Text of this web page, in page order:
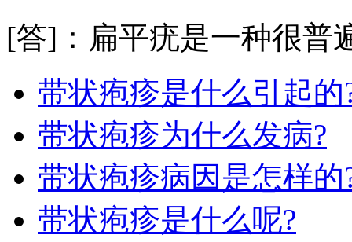
[答]：扁平疣是一种很普
带状疱疹是什么引起的
带状疱疹为什么发病?
带状疱疹病因是怎样的
带状疱疹是什么呢?